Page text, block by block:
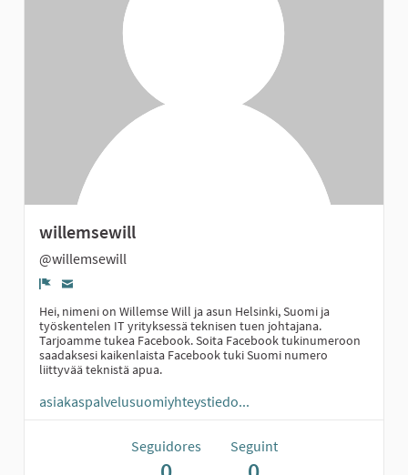
willemsewill
@willemsewill
Hei, nimeni on Willemse Will ja asun Helsinki, Suomi ja
työskentelen IT yrityksessä teknisen tuen johtajana.
Tarjoamme tukea Facebook. Soita Facebook tukinumeroon
saadaksesi kaikenlaista Facebook tuki Suomi numero
liittyvää teknistä apua.
asiakaspalvelusuomiyhteystiedo...
Seguidores Seguint